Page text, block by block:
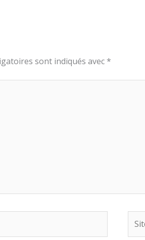
sont indiqués avec *